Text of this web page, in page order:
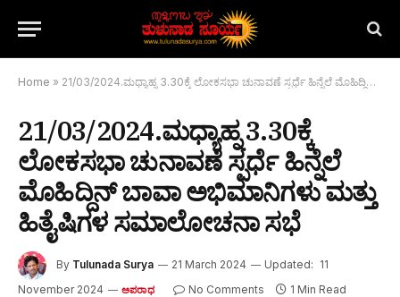
Home » 21/03/2024.ಮಧ್ಯಾಹ್ನ 3.30ಕ್ಕೆ ಲೋಕಸಭಾ ಚುನಾವಣೆ ಸ್ಪರ್ಧೆ ಹಿನ್ನೆಲೆ ಮೊಹಿದ್ದಿನ್ ಬಾವಾ ಅಭಿಮಾನಿಗಳು ಮತ್ತು ಹಿತೈಷಿಗಳ ಸಮಾಲೋಚನಾ ಸಭೆ
21/03/2024.ಮಧ್ಯಾಹ್ನ 3.30ಕ್ಕೆ
ಲೋಕಸಭಾ ಚುನಾವಣೆ ಸ್ಪರ್ಧೆ ಹಿನ್ನೆಲೆ
ಮೊಹಿದ್ದಿನ್ ಬಾವಾ ಅಭಿಮಾನಿಗಳು ಮತ್ತು
ಹಿತೈಷಿಗಳ ಸಮಾಲೋಚನಾ ಸಭೆ
By Tulunada Surya 21 March 2024 Updated: 11
November 2024
ಅಪರಾಧ No Comments 1 Min Read